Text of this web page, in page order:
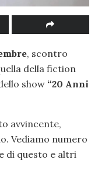
, scontro
della fiction
show “20 Anni
avvincente,
Vediamo numero
di questo e altri